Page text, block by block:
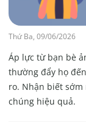
Thứ Ba, 09/06/2026
Áp lực từ bạn bè
thường đẩy họ
ro. Nhận biết
chúng hiệu quả.